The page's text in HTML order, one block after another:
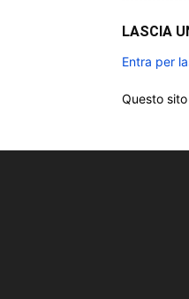
LASCIA
Entra per
Questo